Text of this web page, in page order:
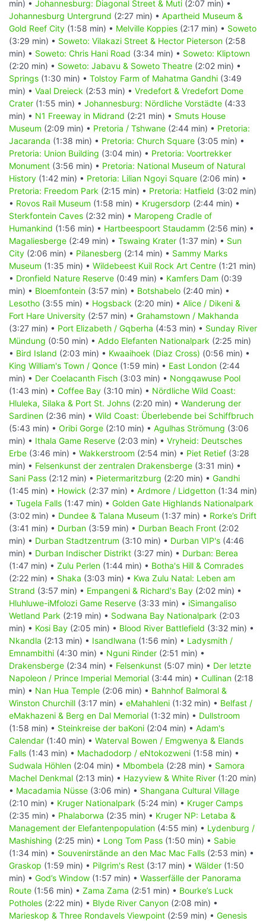
min) • Johannesburg: Diagonal Street & Muti (2:07 min) •
Johannesburg Untergrund (2:27 min) • Apartheid Museum &
Gold Reef City (1:58 min) • Melville Koppies (2:17 min) • Soweto
(3:29 min) • Soweto: Vilakazi Street & Hector Pieterson (2:58
min) • Soweto: Chris Hani Road (3:34 min) • Soweto: Kliptown
(2:20 min) • Soweto: Jabavu & Soweto Theatre (2:02 min) •
Springs (1:30 min) • Tolstoy Farm of Mahatma Gandhi (3:49
min) • Vaal Dreieck (2:53 min) • Vredefort & Vredefort Dome
Crater (1:55 min) • Johannesburg: Nördliche Vorstädte (4:33
min) • N1 Freeway in Midrand (2:21 min) • Smuts House
Museum (2:09 min) • Pretoria / Tshwane (2:44 min) • Pretoria:
Jacaranda (1:38 min) • Pretoria: Church Square (3:05 min) •
Pretoria: Union Building (3:04 min) • Pretoria: Voortrekker
Monument (3:56 min) • Pretoria: National Museum of Natural
History (1:42 min) • Pretoria: Lilian Ngoyi Square (2:06 min) •
Pretoria: Freedom Park (2:15 min) • Pretoria: Hatfield (3:02 min)
• Rovos Rail Museum (1:58 min) • Krugersdorp (2:44 min) •
Sterkfontein Caves (2:32 min) • Maropeng Cradle of
Humankind (1:56 min) • Hartbeespoort Staudamm (2:56 min) •
Magaliesberge (2:49 min) • Tswaing Krater (1:37 min) • Sun
City (2:06 min) • Pilanesberg (2:14 min) • Sammy Marks
Museum (1:35 min) • Wildebeest Kuil Rock Art Centre (1:21 min)
• Dronfield Nature Reserve (0:49 min) • Kamfers Dam (0:39
min) • Bloemfontein (3:57 min) • Botshabelo (2:40 min) •
Lesotho (3:55 min) • Hogsback (2:20 min) • Alice / Dikeni &
Fort Hare University (2:57 min) • Grahamstown / Makhanda
(3:27 min) • Port Elizabeth / Gqberha (4:53 min) • Sunday River
Mündung (0:50 min) • Addo Elefanten Nationalpark (2:25 min)
• Bird Island (2:03 min) • Kwaaihoek (Diaz Cross) (0:56 min) •
King William's Town / Qonce (1:59 min) • East London (2:44
min) • Der Coelacanth Fisch (3:03 min) • Nongqawuse Pool
(1:43 min) • Coffee Bay (3:10 min) • Nördliche Wild Coast:
Hluleka, Silaka & Port St. Johns (2:20 min) • Wanderung der
Sardinen (2:36 min) • Wild Coast: Überlebende bei Schiffbruch
(5:43 min) • Oribi Gorge (2:10 min) • Agulhas Strömung (3:06
min) • Ithala Game Reserve (2:03 min) • Vryheid: Deutsches
Erbe (3:46 min) • Wakkerstroom (2:54 min) • Piet Retief (3:28
min) • Felsenkunst der zentralen Drakensberge (3:31 min) •
Sani Pass (2:12 min) • Pietermaritzburg (2:20 min) • Gandhi
(1:45 min) • Howick (2:37 min) • Ardmore / Lidgetton (1:34 min)
• Tugela Falls (1:47 min) • Golden Gate Highlands Nationalpark
(3:02 min) • Dundee & Talana Museum (1:37 min) • Rorke’s Drift
(3:41 min) • Durban (3:59 min) • Durban Beach Front (2:02
min) • Durban Stadtzentrum (3:10 min) • Durban VIP's (4:46
min) • Durban Indischer Distrikt (3:27 min) • Durban: Berea
(1:47 min) • Zulu Perlen (1:44 min) • Botha's Hill & Comrades
(2:22 min) • Shaka (3:03 min) • Kwa Zulu Natal: Leben am
Strand (3:57 min) • Empangeni & Richard's Bay (2:02 min) •
Hluhluwe-iMfolozi Game Reserve (3:33 min) • iSimangaliso
Wetland Park (2:19 min) • Sodwana Bay Nationalpark (2:03
min) • Kosi Bay (2:05 min) • Blood River Battlefield (3:32 min) •
Nkandla (2:13 min) • Isandlwana (1:56 min) • Ladysmith /
Emnambithi (4:30 min) • Nguni Rinder (2:51 min) •
Drakensberge (2:34 min) • Felsenkunst (5:07 min) • Der letzte
Napoleon / Prince Imperial Memorial (3:44 min) • Cullinan (2:18
min) • Nan Hua Temple (2:06 min) • Bahnhof Balmoral &
Winston Churchill (3:17 min) • eMahahleni (1:32 min) • Belfast /
eMakhazeni & Berg en Dal Memorial (1:32 min) • Dullstroom
(1:58 min) • Steinkreise der baKoni (2:04 min) • Adam's
Calendar (1:40 min) • Waterval Bowen / Emgwenya & Elands
Falls (1:43 min) • Machadodorp / eNtokozweni (1:58 min) •
Sudwala Höhlen (2:04 min) • Mbombela (2:28 min) • Samora
Machel Denkmal (2:13 min) • Hazyview & White River (1:20 min)
• Macadamia Nüsse (3:06 min) • Shangana Cultural Village
(2:10 min) • Kruger Nationalpark (5:24 min) • Kruger Camps
(2:35 min) • Phalaborwa (2:35 min) • Kruger NP: Letaba &
Management der Elefantenpopulation (4:55 min) • Lydenburg /
Mashishing (2:25 min) • Long Tom Pass (1:50 min) • Sabie
(1:34 min) • Souvenirstände an den Mac Mac Falls (2:53 min) •
Graskop (1:59 min) • Pilgrim's Rest (3:17 min) • Wälder (1:50
min) • God’s Window (1:57 min) • Wasserfälle der Panorama
Route (1:56 min) • Zama Zama (2:51 min) • Bourke’s Luck
Potholes (2:22 min) • Blyde River Canyon (2:08 min) •
Marieskop & Three Rondavels Viewpoint (2:59 min) • Genesis